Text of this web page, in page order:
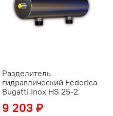
Разделитель
гидравлический Federica
Bugatti Inox HS 25-2
9 203 ₽